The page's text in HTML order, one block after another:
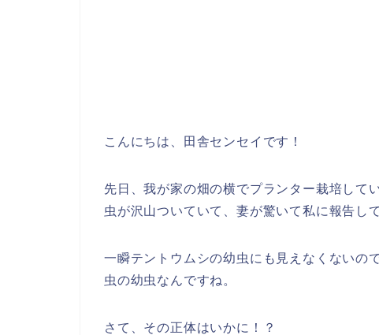
こんにちは、田舎センセイです！
先日、我が家の畑の横でプランター栽培して
虫が沢山ついていて、妻が驚いて私に報告し
一瞬テントウムシの幼虫にも見えなくないの
虫の幼虫なんですね。
さて、その正体はいかに！？